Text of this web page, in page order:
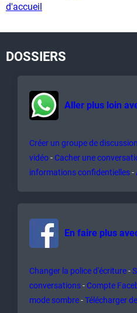
d'accueil
DOSSIERS
Aller plus loin
Créer un groupe de discussion
vidéo
Cacher une
informations confidentielles
En faire plus
Changer la police d'écriture
conversations
Compte
mode sombre
Télécharger